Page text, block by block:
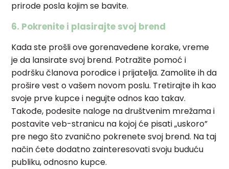
prirode posla kojim se bavite.
6. Pokrenite i plasirajte svoj brend
Kada ste prošli ove gorenavedene korake, vreme
je da lansirate svoj brend. Potražite pomoć i
podršku članova porodice i prijatelja. Zamolite ih da
prošire vest o vašem novom poslu. Tretirajte ih kao
svoje prve kupce i negujte odnos kao takav.
Takođe, podesite naloge na društvenim mrežama i
postavite veb-stranicu na kojoj će pisati „uskoro”
pre nego što zvanično pokrenete svoj brend. Na taj
način ćete dodatno zainteresovati svoju buduću
publiku, odnosno kupce.